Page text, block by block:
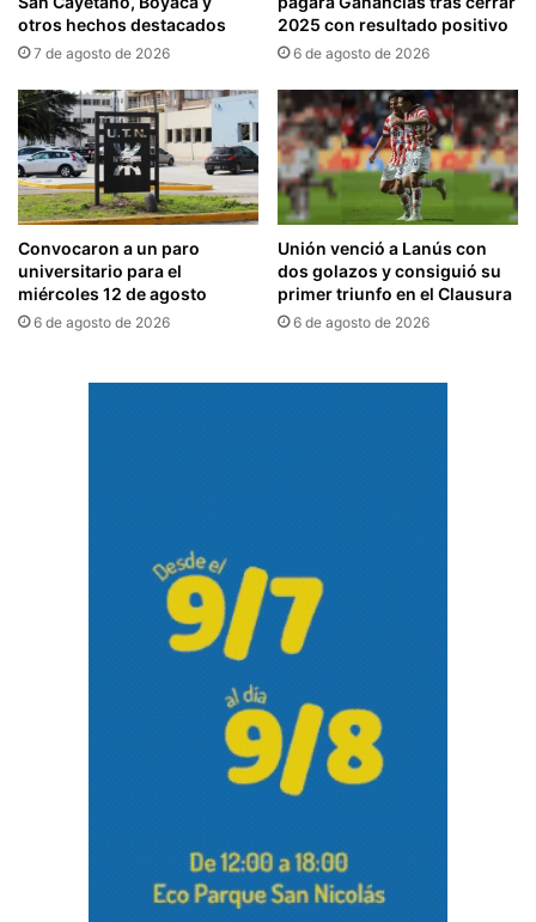
otros hechos destacados
7 de agosto de 2026
2025 con resultado positivo
6 de agosto de 2026
Convocaron a un paro
universitario para el
miércoles 12 de agosto
6 de agosto de 2026
Unión venció a Lanús con
dos golazos y consiguió su
primer triunfo en el Clausura
6 de agosto de 2026